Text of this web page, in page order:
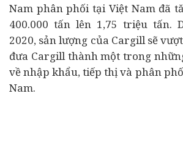
Nam phân phối tại Việt Nam đã
400.000 tấn lên 1,75 triệu tấn.
2020, sản lượng của Cargill sẽ
đưa Cargill thành một trong
về nhập khẩu, tiếp thị và phân
Nam.